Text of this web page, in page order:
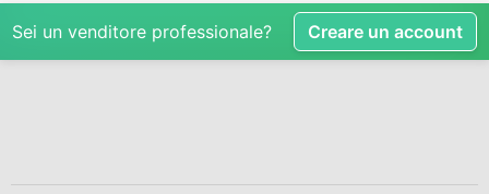
Sei un venditore professionale? Creare un account